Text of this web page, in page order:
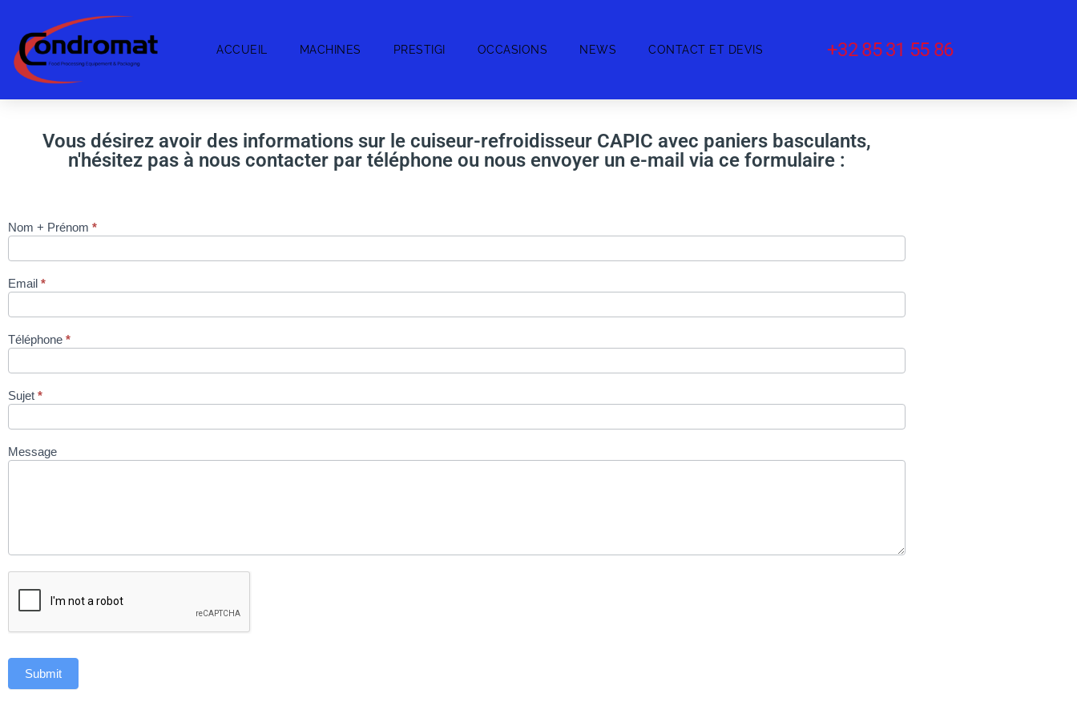
ACCUEIL MACHINES PRESTIGI OCCASIONS NEWS CONTACT ET DEVIS +32 85 31 55 86
Vous désirez avoir des informations sur le cuiseur-refroidisseur CAPIC avec paniers basculants,
n'hésitez pas à nous contacter par téléphone ou nous envoyer un e-mail via ce formulaire :
Cuiseur-
panier
condromat.be
Nom + Prénom *
Email *
Téléphone *
Sujet *
Message
Submit